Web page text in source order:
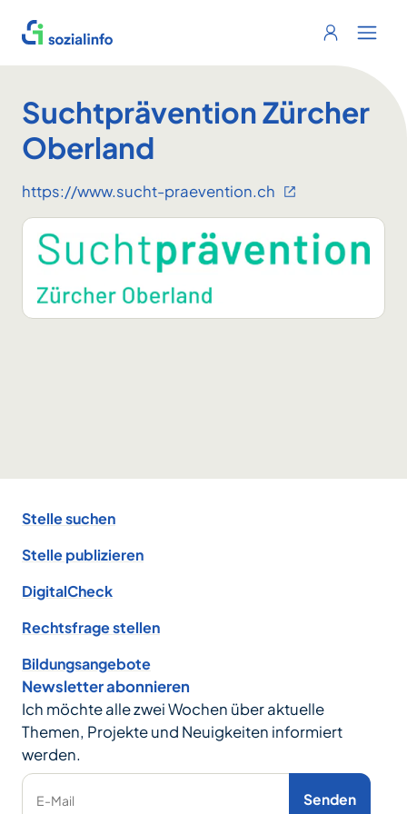
Sozialinfo
Login
Suchtprävention Zürcher
Oberland
https://www.sucht-praevention.ch
Stelle suchen
Stelle publizieren
DigitalCheck
Rechtsfrage stellen
Bildungsangebote
Newsletter abonnieren
Ich möchte alle zwei Wochen über aktuelle
Themen, Projekte und Neuigkeiten informiert
werden.
E-Mail Senden